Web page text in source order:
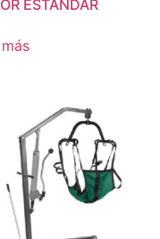
ESTANDAR